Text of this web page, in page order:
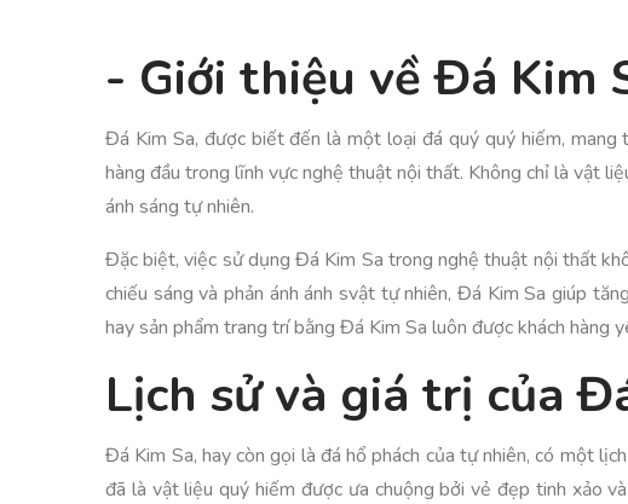
- Giới thiệu về Đá Kim
Đá Kim Sa, được biết đến là một loại đá quý quý hiếm,
hàng đầu trong lĩnh vực nghệ thuật nội thất. Không chỉ là vật
ánh sáng tự nhiên.
Đặc biệt, việc sử dụng Đá Kim Sa trong nghệ thuật nội thất
chiếu sáng và phản ánh ánh svật tự nhiên, Đá Kim Sa giúp
hay sản phẩm trang trí bằng Đá Kim Sa luôn được khách hàng
Lịch sử và giá trị của
Đá Kim Sa, hay còn gọi là đá hổ phách của tự nhiên, có một
đã là vật liệu quý hiếm được ưa chuộng bởi vẻ đẹp tinh xảo